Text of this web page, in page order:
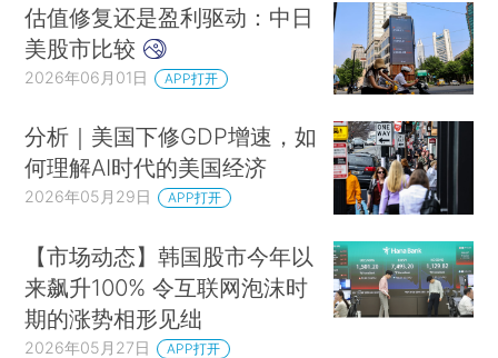
估值修复还是盈利驱动：中日
美股市比较
2026年06月01日 APP打开
分析｜美国下修GDP增速，如
何理解AI时代的美国经济
2026年05月29日 APP打开
【市场动态】韩国股市今年以
来飙升100% 令互联网泡沫时
期的涨势相形见绌
2026年05月27日 APP打开